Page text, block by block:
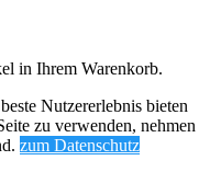
in Ihrem Warenkorb.
Nutzererlebnis bieten
zu verwenden, nehmen
zum Datenschutz